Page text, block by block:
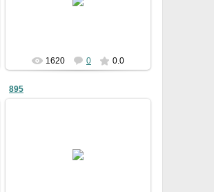
1620 0 0.0
895